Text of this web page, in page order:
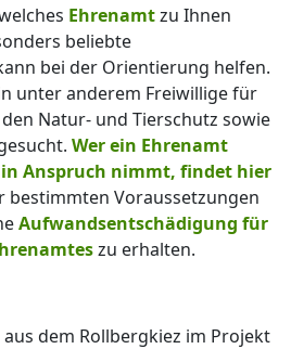
Ehrenamtzu Ihnen
beliebte
bei der Orientierung helfen.
unter anderem Freiwillige für
Natur- und Tierschutz sowie
Wer ein Ehrenamt
Anspruch nimmt, findet hier
bestimmten Voraussetzungen
Aufwandsentschädigung für
zu erhalten.
dem Rollbergkiez im Projekt